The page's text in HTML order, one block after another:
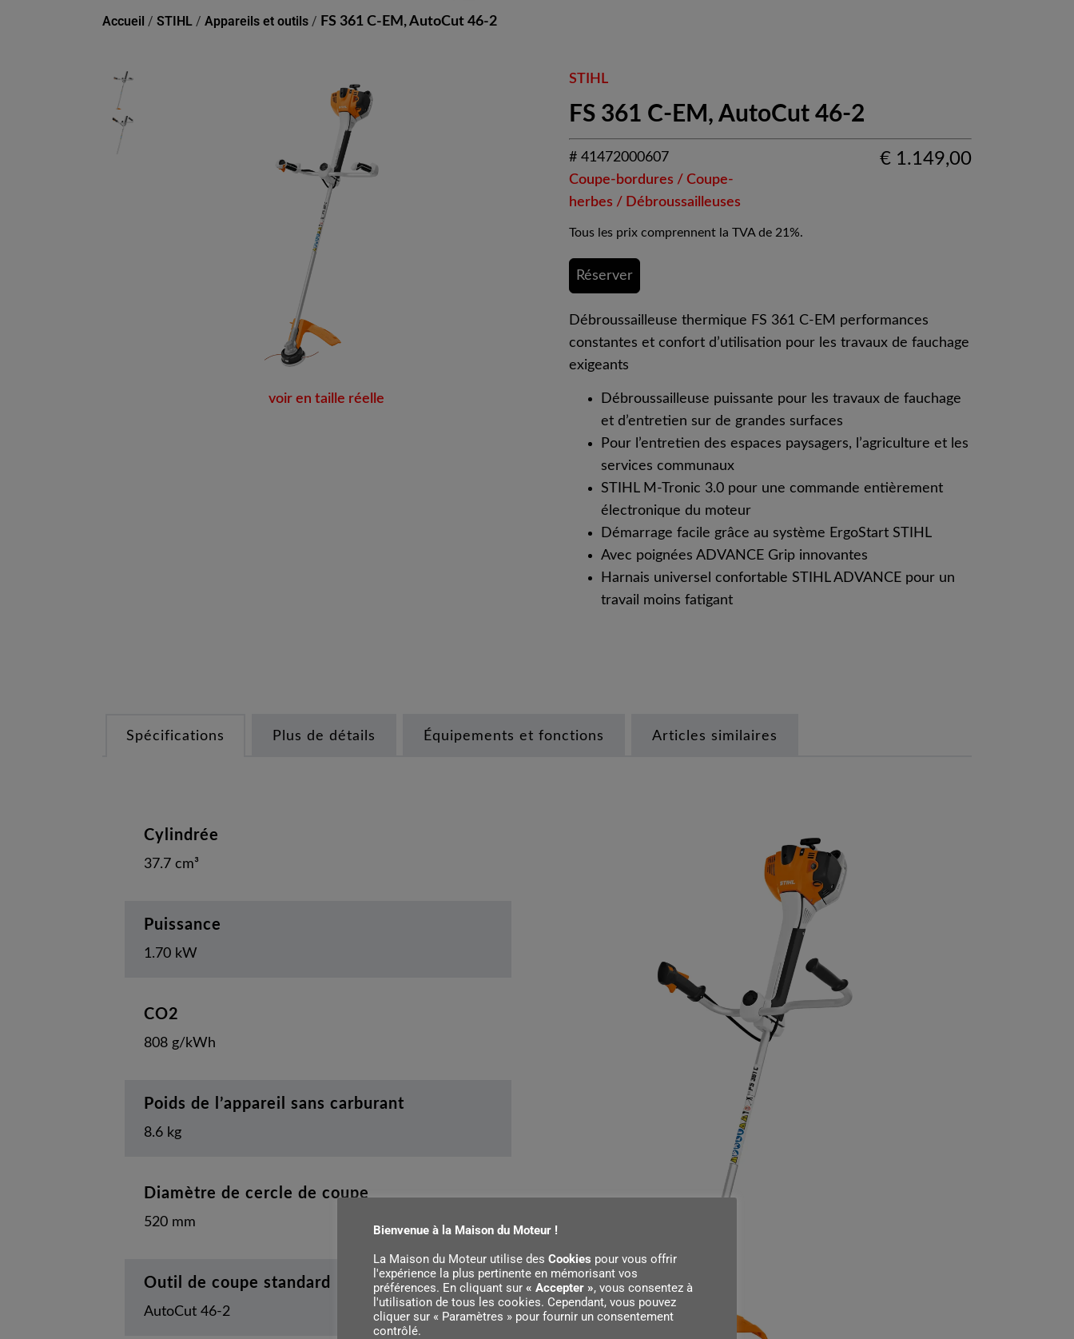
Accueil / STIHL / Appareils et outils / FS 361 C-EM, AutoCut 46-2
voir en taille réelle
STIHL
FS 361 C-EM, AutoCut 46-2
# 41472000607
Coupe-bordures / Coupe-
herbes / Débroussailleuses
€ 1.149,00
Tous les prix comprennent la TVA de 21%.
Réserver
Débroussailleuse thermique FS 361 C-EM performances
constantes et confort d’utilisation pour les travaux de fauchage
exigeants
Débroussailleuse puissante pour les travaux de fauchage
et d’entretien sur de grandes surfaces
Pour l’entretien des espaces paysagers, l’agriculture et les
services communaux
STIHL M-Tronic 3.0 pour une commande entièrement
électronique du moteur
Démarrage facile grâce au système ErgoStart STIHL
Avec poignées ADVANCE Grip innovantes
Harnais universel confortable STIHL ADVANCE pour un
travail moins fatigant
Spécifications Plus de détails Équipements et fonctions Articles similaires
Cylindrée
37.7 cm³
Puissance
1.70 kW
CO2
808 g/kWh
Poids de l’appareil sans carburant
8.6 kg
Diamètre de cercle de coupe
520 mm
Outil de coupe standard
AutoCut 46-2
Bienvenue à la Maison du Moteur !
La Maison du Moteur utilise des Cookies pour vous offrir
l'expérience la plus pertinente en mémorisant vos
préférences. En cliquant sur « Accepter », vous consentez à
l'utilisation de tous les cookies. Cependant, vous pouvez
cliquer sur « Paramètres » pour fournir un consentement
contrôlé.